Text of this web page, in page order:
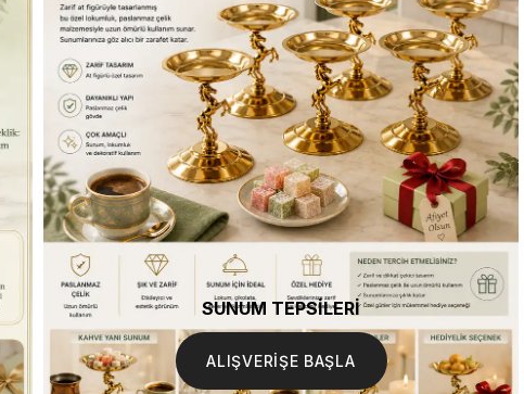
SUNUM TEPSİLERİ
ALIŞVERİŞE BAŞLA